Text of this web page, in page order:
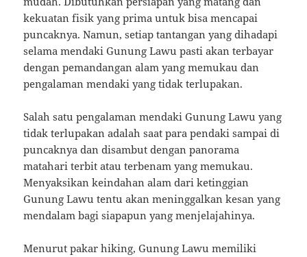
kekuatan fisik yang prima untuk bisa mencapai
puncaknya. Namun, setiap tantangan yang dihadapi
selama mendaki Gunung Lawu pasti akan terbayar
dengan pemandangan alam yang memukau dan
pengalaman mendaki yang tidak terlupakan.
Salah satu pengalaman mendaki Gunung Lawu yang
tidak terlupakan adalah saat para pendaki sampai di
puncaknya dan disambut dengan panorama
matahari terbit atau terbenam yang memukau.
Menyaksikan keindahan alam dari ketinggian
Gunung Lawu tentu akan meninggalkan kesan yang
mendalam bagi siapapun yang menjelajahinya.
Menurut pakar hiking, Gunung Lawu memiliki